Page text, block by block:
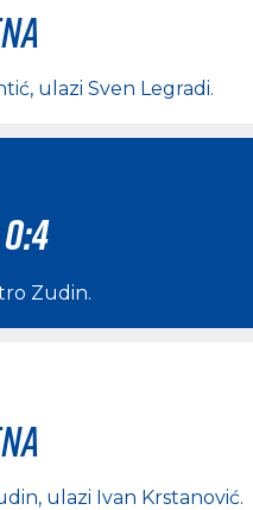
, ulazi Sven Legradi.
Zudin.
, ulazi Ivan Krstanović.